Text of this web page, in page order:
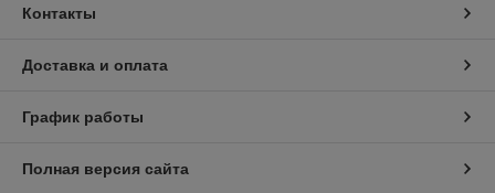
Контакты
Доставка и оплата
График работы
Полная версия сайта